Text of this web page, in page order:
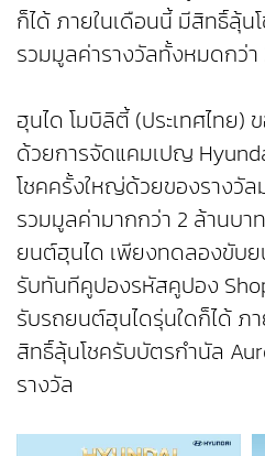
ก็ได้ ภายในเดือนนี้ มีสิทธิ์ลุ้น
รวมมูลค่ารางวัลทั้งหมดกว่า
ฮุนได โมบิลิตี้ (ประเทศไทย)
ด้วยการจัดแคมเปญ
โชคครั้งใหญ่ด้วยของรางวัล
รวมมูลค่ามากกว่า 2 ล้านบา
ยนต์ฮุนได เพียงทดลองขับ
รับทันทีคูปองรหัสคูปอง
รับรถยนต์ฮุนไดรุ่นใดก็ได้ ภ
สิทธิ์ลุ้นโชครับบัตรกำนัล
รางวัล